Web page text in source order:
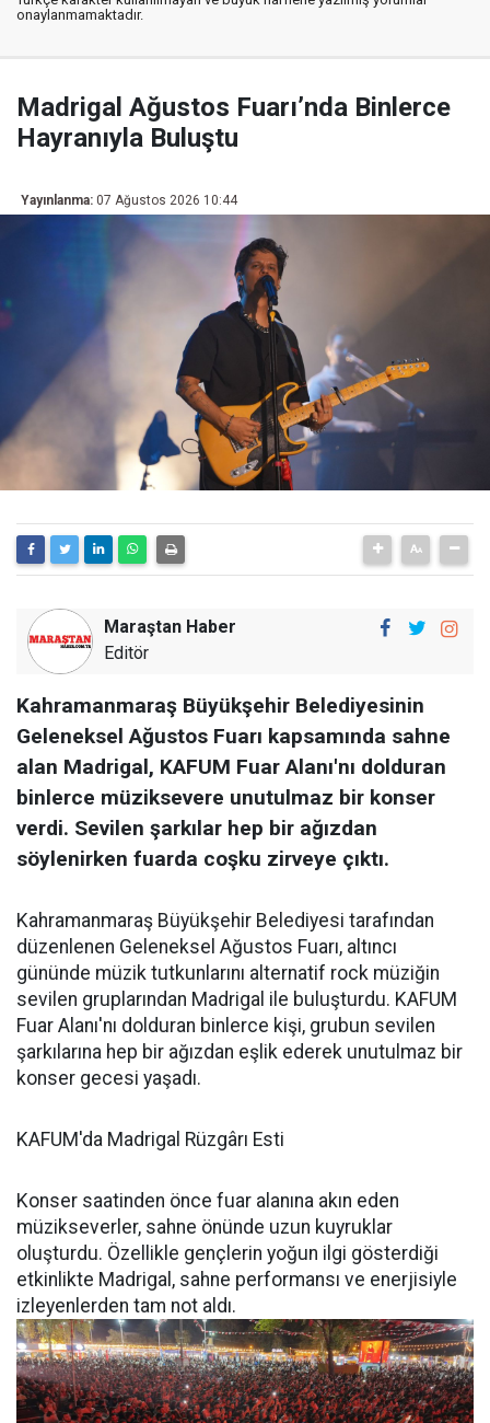
onaylanmamaktadır.
Madrigal Ağustos Fuarı’nda Binlerce
Hayranıyla Buluştu
Yayınlanma: 07 Ağustos 2026 10:44
Maraştan Haber
Editör
Kahramanmaraş Büyükşehir Belediyesinin
Geleneksel Ağustos Fuarı kapsamında sahne
alan Madrigal, KAFUM Fuar Alanı'nı dolduran
binlerce müziksevere unutulmaz bir konser
verdi. Sevilen şarkılar hep bir ağızdan
söylenirken fuarda coşku zirveye çıktı.
Kahramanmaraş Büyükşehir Belediyesi tarafından
düzenlenen Geleneksel Ağustos Fuarı, altıncı
gününde müzik tutkunlarını alternatif rock müziğin
sevilen gruplarından Madrigal ile buluşturdu. KAFUM
Fuar Alanı'nı dolduran binlerce kişi, grubun sevilen
şarkılarına hep bir ağızdan eşlik ederek unutulmaz bir
konser gecesi yaşadı.
KAFUM'da Madrigal Rüzgârı Esti
Konser saatinden önce fuar alanına akın eden
müzikseverler, sahne önünde uzun kuyruklar
oluşturdu. Özellikle gençlerin yoğun ilgi gösterdiği
etkinlikte Madrigal, sahne performansı ve enerjisiyle
izleyenlerden tam not aldı.